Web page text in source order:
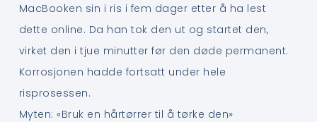
MacBooken sin i ris i fem dager etter å ha lest
dette online. Da han tok den ut og startet den,
virket den i tjue minutter før den døde permanent.
Korrosjonen hadde fortsatt under hele
risprosessen.
Myten: «Bruk en hårtørrer til å tørke den»